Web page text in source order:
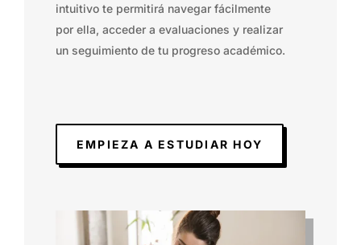
intuitivo te permitirá navegar fácilmente
por ella, acceder a evaluaciones y realizar
un seguimiento de tu progreso académico.
EMPIEZA A ESTUDIAR HOY